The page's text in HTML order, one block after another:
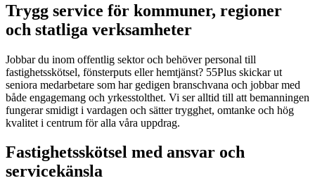
Trygg service för kommuner, regioner
och statliga verksamheter
Jobbar du inom offentlig sektor och behöver personal till
fastighetsskötsel, fönsterputs eller hemtjänst? 55Plus skickar ut
seniora medarbetare som har gedigen branschvana och jobbar med
både engagemang och yrkesstolthet. Vi ser alltid till att bemanningen
fungerar smidigt i vardagen och sätter trygghet, omtanke och hög
kvalitet i centrum för alla våra uppdrag.
Fastighetsskötsel med ansvar och
servicekänsla